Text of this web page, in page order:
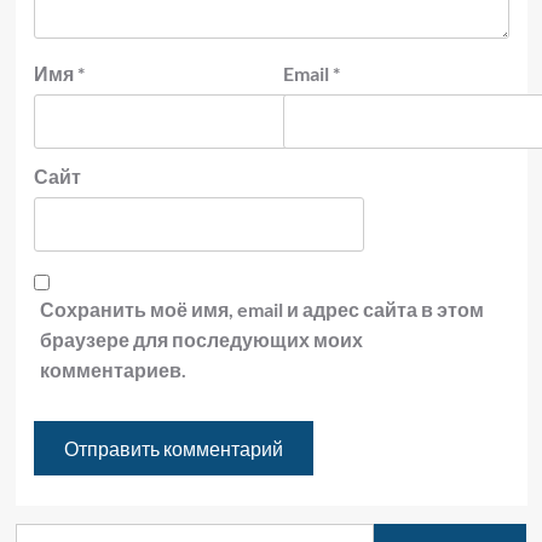
Имя * Email *
Сайт
Сохранить моё имя, email и адрес сайта в этом
браузере для последующих моих
комментариев.